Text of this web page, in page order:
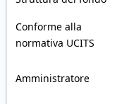
Conforme alla
normativa UCITS
Amministratore